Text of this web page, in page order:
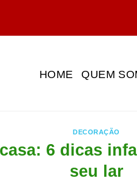
HOME QUEM
DECORAÇÃO
6 dicas
seu lar